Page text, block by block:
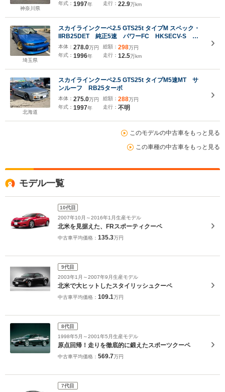
神奈川県
年式： 1997年
走行： 22.9万km
埼玉県
スカイラインクーペ2.5 GTS25t タイプM スペック・
IIRB25DET 純正5速 パワーFC HKSECV-S ト
ラストアルミラジエーター BLITZ前置きIC オイル
キャッチタンク オイルクーラー ETC BLITZター
ボタイマー Defiメーター
本体： 278.0万円
年式： 1996年
総額： 298万円
走行： 12.5万km
北海道
スカイラインクーペ2.5 GTS25t タイプM5速MT サ
ンルーフ RB25ターボ
本体： 275.0万円
年式： 1997年
総額： 288万円
走行： 不明
このモデルの中古車をもっと見る
この車種の中古車をもっと見る
モデル一覧
10代目
2007年10月～2016年1月生産モデル
北米を見据えた、FRスポーティクーペ
中古車平均価格： 135.3万円
9代目
2003年1月～2007年9月生産モデル
北米で大ヒットしたスタイリッシュクーペ
中古車平均価格： 109.1万円
8代目
1998年5月～2001年5月生産モデル
原点回帰！走りを徹底的に鍛えたスポーツクーペ
中古車平均価格： 569.7万円
7代目